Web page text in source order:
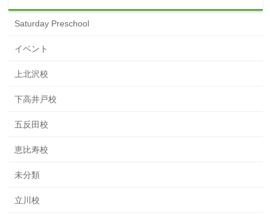
Saturday Preschool
イベント
上北沢校
下高井戸校
五反田校
恵比寿校
未分類
立川校